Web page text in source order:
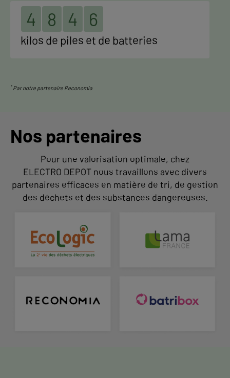
4 8 4 6
kilos de piles et de batteries
*Par notre partenaire Reconomia
Nos partenaires
Pour une valorisation optimale, chez
ELECTRO DEPOT nous travaillons avec divers
partenaires efficaces en matière de tri, de gestion
des déchets et des substances dangereuses.